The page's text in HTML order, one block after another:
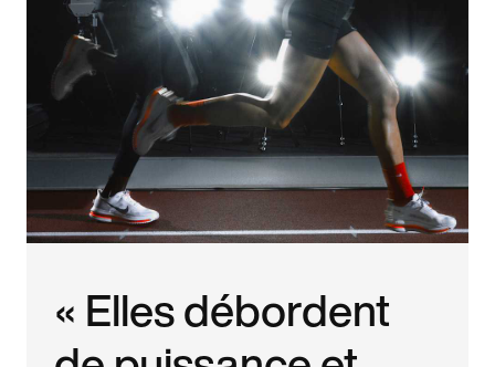
« Elles débordent